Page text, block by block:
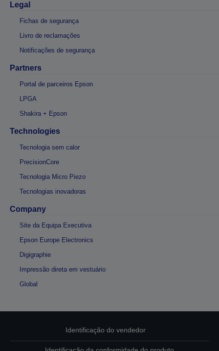
Legal
Fichas de segurança
Livro de reclamações
Notificações de segurança
Partners
Portal de parceiros Epson
LPGA
Shakira + Epson
Technologies
Tecnologia sem calor
PrecisionCore
Tecnologia Micro Piezo
Tecnologias inovadoras
Company
Site da Equipa Executiva
Epson Europe Electronics
Digigraphie
Impressão direta em vestuário
Global
Identificação do vendedor